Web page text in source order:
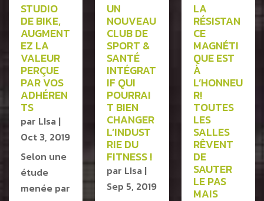
STUDIO
DE BIKE,
AUGMENT
EZ LA
VALEUR
PERÇUE
PAR VOS
ADHÉREN
TS
par LIsa |
Oct 3, 2019
Selon une
étude
menée par
UN
NOUVEAU
CLUB DE
SPORT &
SANTÉ
INTÉGRAT
IF QUI
POURRAI
T BIEN
CHANGER
L’INDUST
RIE DU
FITNESS !
par LIsa |
Sep 5, 2019
LA
RÉSISTAN
CE
MAGNÉTI
QUE EST
À
L’HONNEU
R!
TOUTES
LES
SALLES
RÊVENT
DE
SAUTER
LE PAS
MAIS